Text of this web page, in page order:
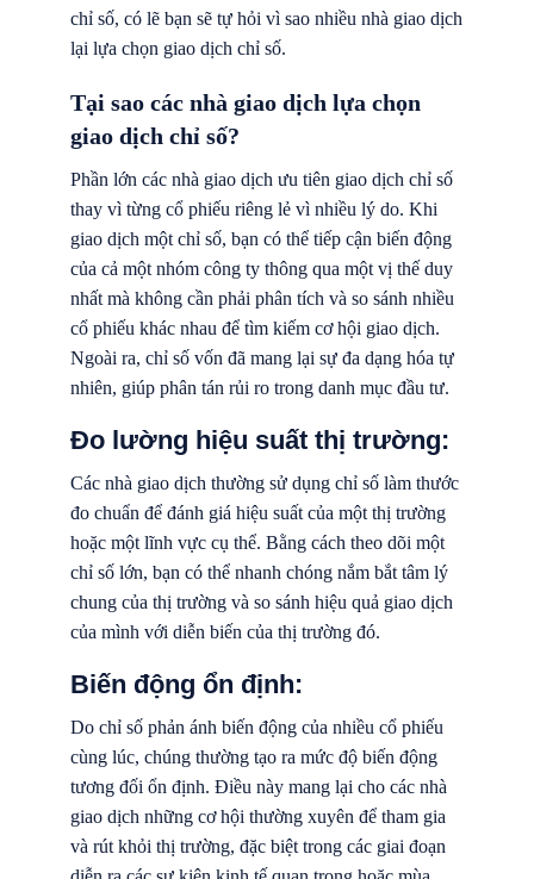
chỉ số, có lẽ bạn sẽ tự hỏi vì sao nhiều nhà giao dịch
lại lựa chọn giao dịch chỉ số.
Tại sao các nhà giao dịch lựa chọn
giao dịch chỉ số?
Phần lớn các nhà giao dịch ưu tiên giao dịch chỉ số
thay vì từng cổ phiếu riêng lẻ vì nhiều lý do. Khi
giao dịch một chỉ số, bạn có thể tiếp cận biến động
của cả một nhóm công ty thông qua một vị thế duy
nhất mà không cần phải phân tích và so sánh nhiều
cổ phiếu khác nhau để tìm kiếm cơ hội giao dịch.
Ngoài ra, chỉ số vốn đã mang lại sự đa dạng hóa tự
nhiên, giúp phân tán rủi ro trong danh mục đầu tư.
Đo lường hiệu suất thị trường:
Các nhà giao dịch thường sử dụng chỉ số làm thước
đo chuẩn để đánh giá hiệu suất của một thị trường
hoặc một lĩnh vực cụ thể. Bằng cách theo dõi một
chỉ số lớn, bạn có thể nhanh chóng nắm bắt tâm lý
chung của thị trường và so sánh hiệu quả giao dịch
của mình với diễn biến của thị trường đó.
Biến động ổn định:
Do chỉ số phản ánh biến động của nhiều cổ phiếu
cùng lúc, chúng thường tạo ra mức độ biến động
tương đối ổn định. Điều này mang lại cho các nhà
giao dịch những cơ hội thường xuyên để tham gia
và rút khỏi thị trường, đặc biệt trong các giai đoạn